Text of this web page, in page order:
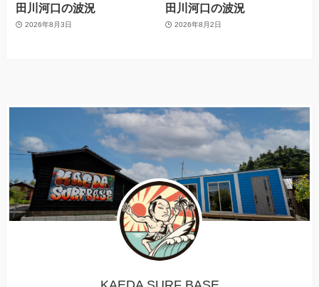
田川河口の波況
2026年8月3日
田川河口の波況
2026年8月2日